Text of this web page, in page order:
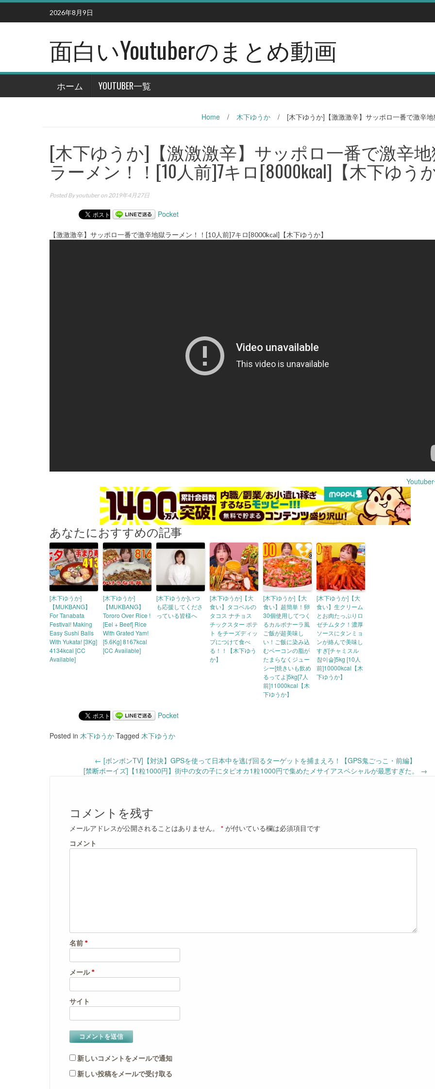
Skip
content
2026年8月9日
面白いYoutuberのまとめ動画
ホーム YOUTUBER一覧
Home / 木下ゆうか / [木下ゆうか]【激激激辛】サッポロ一番で激辛
[木下ゆうか]【激激激辛】サッポロ一番で激辛
ラーメン！！[10人前]7キロ[8000kcal]【木下ゆうか
Posted By youtuberon 2019年4月27日
Pocket
【激激激辛】サッポロ一番で激辛地獄ラーメン！！[10人前]7キロ[8000kcal]【木下ゆうか】
あなたにおすすめの記事
[木下ゆうか]
【MUKBANG】
For Tanabata
Festival! Making
Easy Sushi Balls
With Yukata! [3Kg]
4134kcal [CC
Available]
[木下ゆうか]
【MUKBANG】
Tororo Over Rice !
[Eel + Beef] Rice
With Grated Yam!
[5.6Kg] 8167kcal
[CC Available]
[木下ゆうか]いつ
も応援してくださ
っている皆様へ
[木下ゆうか]【大
食い】タコベルの
タコス ナチョス
チックスター ポテ
ト をチーズディッ
プにつけて食べ
る！！【木下ゆう
か】
[木下ゆうか]【大
食い】超簡単！卵
30個使用してつく
るカルボナーラ風
ご飯が超美味し
い！ご飯に染み込
むベーコンの脂が
たまらなくジュー
シー[焼きいも飲め
るってよ]5kg[7人
前]11000kcal【木
下ゆうか】
[木下ゆうか]【大
食い】生クリーム
とお肉たっぷりロ
ゼチムタク！濃厚
ソースにタンミョ
ンが絡んで美味し
すぎ[チャミスル
참이슬]5kg [10人
前]10000kcal【木
下ゆうか】
Pocket
Posted in 木下ゆうか Tagged 木下ゆうか
navigation
← [ボンボンTV]【対決】GPSを使って日本中を逃げ回るターゲットを捕まえろ！【GPS鬼ごっこ・前編】
[禁断ボーイズ]【1粒1000円】街中の女の子にタピオカ1粒1000円で集めたメサイアスペシャルが最悪すぎた。
→
コメントを残す
メールアドレスが公開されることはありません。 * が付いている欄は必須項目です
コメント
名前 *
メール*
サイト
新しいコメントをメールで通知
新しい投稿をメールで受け取る